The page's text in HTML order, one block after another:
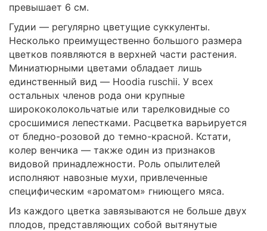
превышает 6 см.
Гудии — регулярно цветущие суккуленты.
Несколько преимущественно большого размера
цветков появляются в верхней части растения.
Миниатюрными цветами обладает лишь
единственный вид — Hoodia ruschii. У всех
остальных членов рода они крупные
ширококолокольчатые или тарелковидные со
сросшимися лепестками. Расцветка варьируется
от бледно-розовой до темно-красной. Кстати,
колер венчика — также один из признаков
видовой принадлежности. Роль опылителей
исполняют навозные мухи, привлеченные
специфическим «ароматом» гниющего мяса.
Из каждого цветка завязываются не больше двух
плодов, представляющих собой вытянутые